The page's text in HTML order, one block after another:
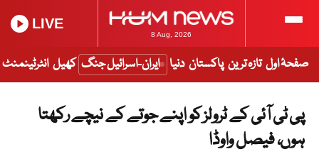
8 Aug, 2026
LIVE
صفحۂ اول تازہ ترین پاکستان دنیا ایران-اسرائیل جنگ کھیل انٹرٹینمنٹ
پی ٹی آئی کے ٹرولز کو اپنے جوتے کے نیچے رکھتا
ہوں، فیصل واوڈا